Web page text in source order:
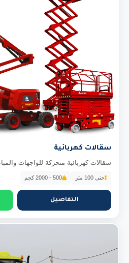
سقالات كهربائية
سقالات كهربائية متحركة للواجهات
حتى 100 متر 500 - 2000 كجم
التفاصيل